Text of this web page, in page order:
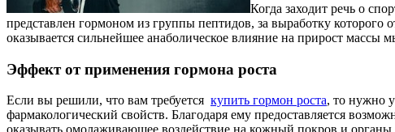
Когда заходит речь о
представлен гормоном из группы пептидов, за выработку которого
оказывается сильнейшее анаболическое влияние на прирост
Эффект от применения гормона роста
Если вы решили, что вам требуется купить гормон роста, то нужно
фармакологический свойств. Благодаря ему предоставляется